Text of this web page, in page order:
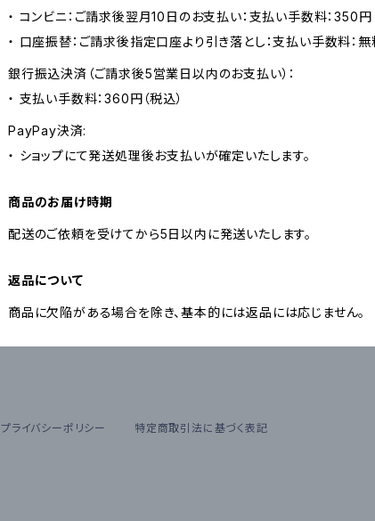
・ コンビニ：ご請求後翌月10日のお支払い：支払い手数料：350円
・ 口座振替：ご請求後指定口座より引き落とし：支払い手数料：無
銀行振込決済（ご請求後5営業日以内のお支払い）：
・ 支払い手数料：360円（税込）
PayPay決済:
・ ショップにて発送処理後お支払いが確定いたします。
商品のお届け時期
配送のご依頼を受けてから5日以内に発送いたします。
返品について
商品に欠陥がある場合を除き、基本的には返品には応じません。
プライバシーポリシー 特定商取引法に基づく表記